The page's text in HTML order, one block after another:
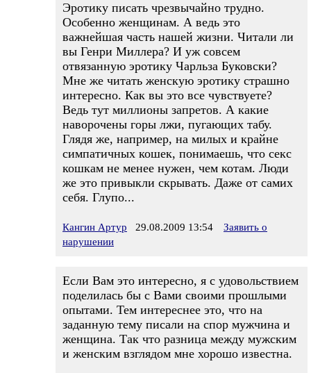
Эротику писать чрезвычайно трудно.
Особенно женщинам. А ведь это
важнейшая часть нашей жизни. Читали ли
вы Генри Миллера? И уж совсем
отвязанную эротику Чарльза Буковски?
Мне же читать женскую эротику страшно
интересно. Как вы это все чувствуете?
Ведь тут миллионы запретов. А какие
наворочены горы лжи, пугающих табу.
Глядя же, например, на милых и крайне
симпатичных кошек, понимаешь, что секс
кошкам не менее нужен, чем котам. Люди
же это привыкли скрывать. Даже от самих
себя. Глупо...
Кангин Артур 29.08.2009 13:54
Заявить о
нарушении
Если Вам это интересно, я с удовольствием
поделилась бы с Вами своими прошлыми
опытами. Тем интереснее это, что на
заданную тему писали на спор мужчина и
женщина. Так что разница между мужским
и женским взглядом мне хорошо известна.